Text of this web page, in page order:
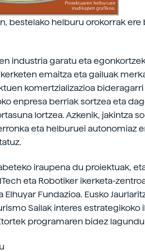
bestelako helburu orokorrak ere
industria garatu eta
emaitza eta gailuak
komertzializazioa bideragarri
enpresa berriak sortzea eta
lortzea. Azkenik, jakintza
eta helburuei autonomiaz
iraupena du proiektuak,
eta Robotiker ikerketa-
Elhuyar Fundazioa. Eusko
Sailak interes estrategikoko
programaren bidez